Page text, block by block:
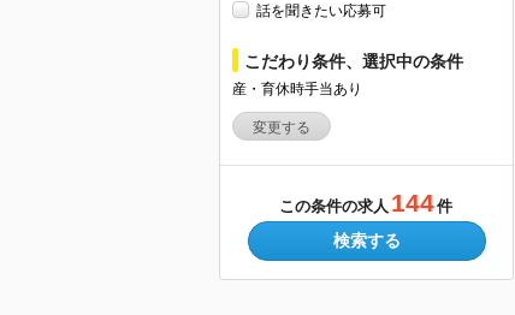
話を聞きたい応募可
こだわり条件、選択中の条件
産・育休時手当あり
変更する
この条件の求人 144件
検索する